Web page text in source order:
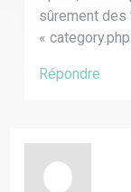
sûrement des
«
Répondre